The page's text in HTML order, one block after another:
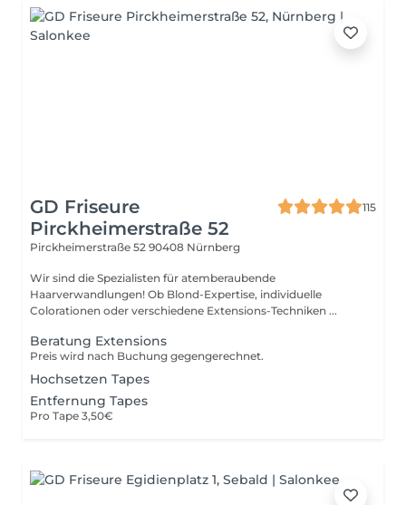
GD Friseure
Pirckheimerstraße 52
115
Pirckheimerstraße 52 90408 Nürnberg
Wir sind die Spezialisten für atemberaubende
Haarverwandlungen! Ob Blond-Expertise, individuelle
Colorationen oder verschiedene Extensions-Techniken ...
Beratung Extensions
Preis wird nach Buchung gegengerechnet.
Hochsetzen Tapes
Entfernung Tapes
Pro Tape 3,50€